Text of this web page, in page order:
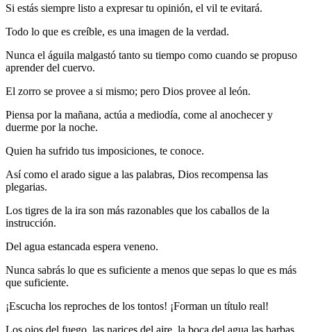
Si estás siempre listo a expresar tu opinión, el vil te evitará.
Todo lo que es creíble, es una imagen de la verdad.
Nunca el águila malgastó tanto su tiempo como cuando se propuso
aprender del cuervo.
El zorro se provee a si mismo; pero Dios provee al león.
Piensa por la mañana, actúa a mediodía, come al anochecer y
duerme por la noche.
Quien ha sufrido tus imposiciones, te conoce.
Así como el arado sigue a las palabras, Dios recompensa las
plegarias.
Los tigres de la ira son más razonables que los caballos de la
instrucción.
Del agua estancada espera veneno.
Nunca sabrás lo que es suficiente a menos que sepas lo que es más
que suficiente.
¡Escucha los reproches de los tontos! ¡Forman un título real!
Los ojos del fuego, las narices del aire, la boca del agua las barbas